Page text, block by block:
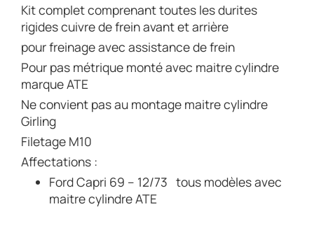
kit complet comprenant toutes les durites
rigides cuivre de frein avant et arrière
pour freinage avec assistance de frein
Pour pas métrique monté avec maitre cylindre
marque ATE
Ne convient pas au montage maitre cylindre
Girling
Filetage M10
Affectations :
Ford Capri 69 – 12/73 tous modèles avec
maitre cylindre ATE